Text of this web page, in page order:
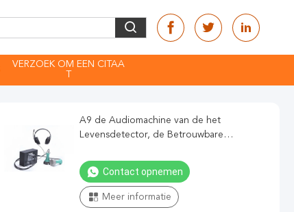
VERZOEK OM EEN CITAA
A9 de Audiomachine van de het
Levensdetector, de Betrouwbare
Brandredding
Contact opnemen
Meer informatie